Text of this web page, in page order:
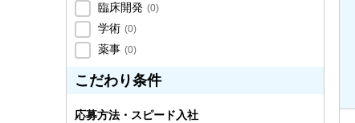
臨床開発 (0)
学術 (0)
薬事 (0)
こだわり条件
応募方法・スピード入社